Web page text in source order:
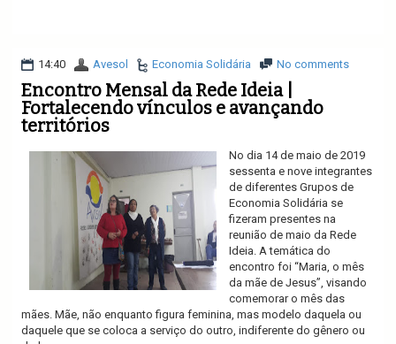
14:40 Avesol Economia Solidária No comments
Encontro Mensal da Rede Ideia |
Fortalecendo vínculos e avançando
territórios
No dia 14 de maio de 2019
sessenta e nove integrantes
de diferentes Grupos de
Economia Solidária se
fizeram presentes na
reunião de maio da Rede
Ideia. A temática do
encontro foi “Maria, o mês
da mãe de Jesus”, visando
comemorar o mês das
mães. Mãe, não enquanto figura feminina, mas modelo daquela ou
daquele que se coloca a serviço do outro, indiferente do gênero ou